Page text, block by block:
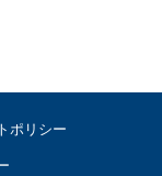
ポリシー